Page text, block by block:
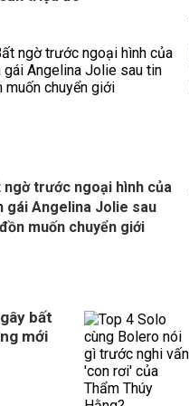
ngờ trước ngoại hình của
gái Angelina Jolie sau
muốn chuyển giới
bất
mới